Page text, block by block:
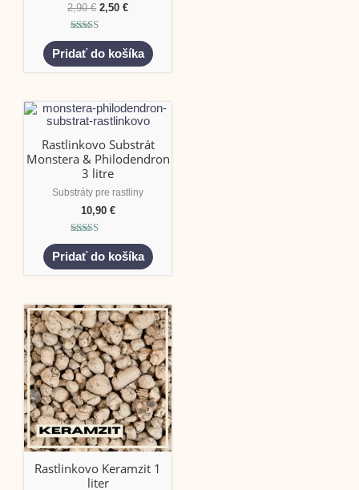
2,90€ 2,50€
Hodnotenie
5.00
z 5
Pridať do košíka
Rastlinkovo Substrát
Monstera & Philodendron
3 litre
Substráty pre rastliny
10,90 €
Hodnotenie
5.00
z 5
Pridať do košíka
Rastlinkovo Keramzit 1
liter